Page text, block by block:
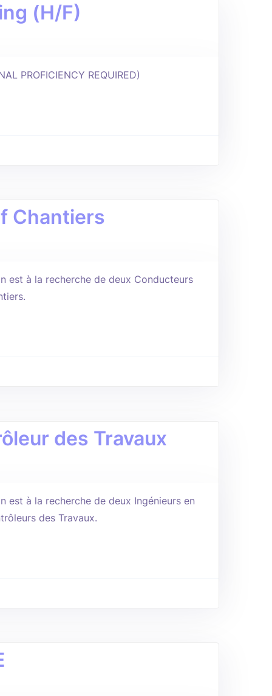
(H/F)
PROFICIENCY REQUIRED)
Chantiers
est à la recherche de deux Conducteurs
des Travaux
est à la recherche de deux Ingénieurs en
des Travaux.